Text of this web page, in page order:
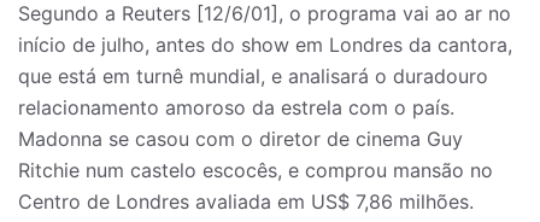
Segundo a Reuters [12/6/01], o programa vai ao ar no
início de julho, antes do show em Londres da cantora,
que está em turnê mundial, e analisará o duradouro
relacionamento amoroso da estrela com o país.
Madonna se casou com o diretor de cinema Guy
Ritchie num castelo escocês, e comprou mansão no
Centro de Londres avaliada em US$ 7,86 milhões.